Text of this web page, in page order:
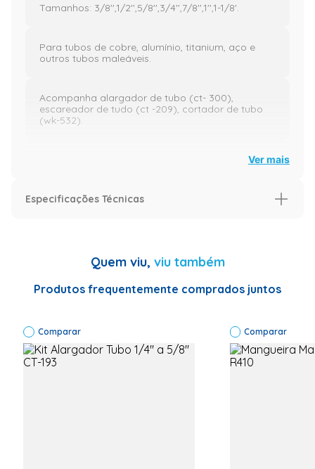
Tamanhos: 3/8'',1/2'',5/8'',3/4'',7/8'',1'',1-1/8'.
Para tubos de cobre, alumínio, titanium, aço e
outros tubos maleáveis.
Acompanha alargador de tubo (ct- 300),
escareador de tudo (ct -209), cortador de tubo
(wk-532).
Ferramenta premium.
Peso real:660,00
Altura real: 28,00
Largura real:43,50
Ver mais
Especificações Técnicas
CT-300A
660,00 Altura
real: 28,00
Largura real:
43,50
Quem viu, viu também
Produtos frequentemente comprados juntos
Comparar Comparar